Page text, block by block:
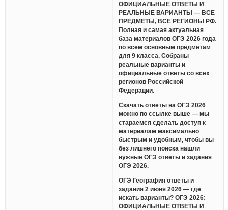
ОФИЦИАЛЬНЫЕ ОТВЕТЫ И
РЕАЛЬНЫЕ ВАРИАНТЫ — ВСЕ
ПРЕДМЕТЫ, ВСЕ РЕГИОНЫ РФ.
Полная и самая актуальная
база материалов ОГЭ 2026 года
по всем основным предметам
для 9 класса. Собраны
реальные варианты и
официальные ответы со всех
регионов Российской
Федерации.
Скачать ответы на ОГЭ 2026
можно по ссылке выше — мы
стараемся сделать доступ к
материалам максимально
быстрым и удобным, чтобы вы
без лишнего поиска нашли
нужные ОГЭ ответы и задания
ОГЭ 2026.
ОГЭ География ответы и
задания 2 июня 2026 — где
искать варианты? ОГЭ 2026:
ОФИЦИАЛЬНЫЕ ОТВЕТЫ И